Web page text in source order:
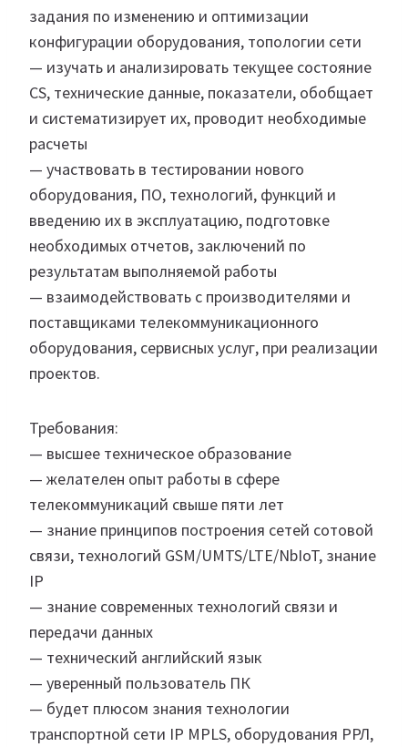
задания по изменению и оптимизации
конфигурации оборудования, топологии сети
— изучать и анализировать текущее состояние
CS, технические данные, показатели, обобщает
и систематизирует их, проводит необходимые
расчеты
— участвовать в тестировании нового
оборудования, ПО, технологий, функций и
введению их в эксплуатацию, подготовке
необходимых отчетов, заключений по
результатам выполняемой работы
— взаимодействовать с производителями и
поставщиками телекоммуникационного
оборудования, сервисных услуг, при реализации
проектов.
Требования:
— высшее техническое образование
— желателен опыт работы в сфере
телекоммуникаций свыше пяти лет
— знание принципов построения сетей сотовой
связи, технологий GSM/UMTS/LTE/NbIoT, знание
IP
— знание современных технологий связи и
передачи данных
— технический английский язык
— уверенный пользователь ПК
— будет плюсом знания технологии
транспортной сети IP MPLS, оборудования РРЛ,